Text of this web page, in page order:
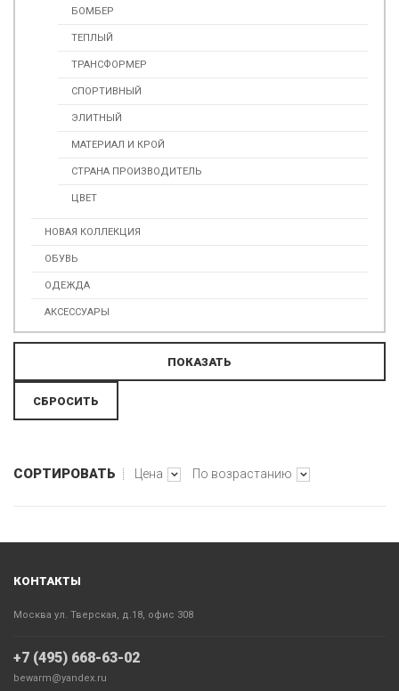
БОМБЕР
ТЕПЛЫЙ
ТРАНСФОРМЕР
СПОРТИВНЫЙ
ЭЛИТНЫЙ
МАТЕРИАЛ И КРОЙ
СТРАНА ПРОИЗВОДИТЕЛЬ
ЦВЕТ
НОВАЯ КОЛЛЕКЦИЯ
ОБУВЬ
ОДЕЖДА
АКСЕССУАРЫ
СОРТИРОВАТЬ Цена По возрастанию
КОНТАКТЫ
Москва ул. Тверская, д.18, офис 308
+7 (495) 668-63-02
bewarm@yandex.ru